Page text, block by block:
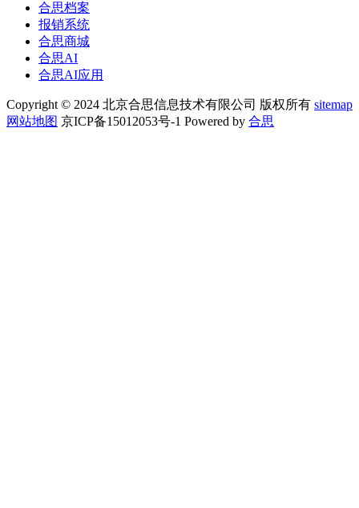
合思档案
报销系统
合思商城
合思AI
合思AI应用
Copyright © 2024 北京合思信息技术有限公司 版权所有 sitemap
网站地图 京ICP备15012053号-1 Powered by 合思